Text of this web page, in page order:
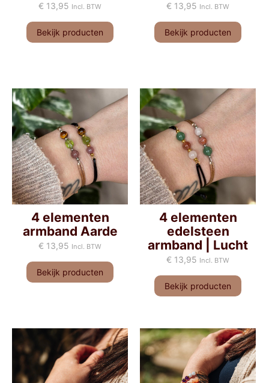
€ 13,95 Incl. BTW
Bekijk producten
€ 13,95 Incl. BTW
Bekijk producten
4 elementen
armband Aarde
€ 13,95 Incl. BTW
Bekijk producten
4 elementen
edelsteen
armband | Lucht
€ 13,95 Incl. BTW
Bekijk producten